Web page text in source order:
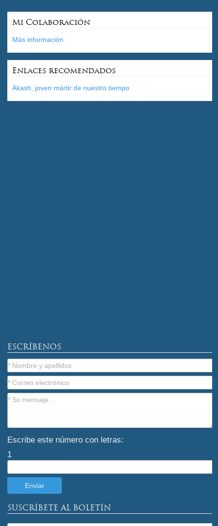
Mi Colaboración
Más información
Enlaces recomendados
Akash, joven mártir de nuestro tiempo
ESCRÍBENOS
Escribe este número con letras:
1
SUSCRÍBETE AL BOLETÍN